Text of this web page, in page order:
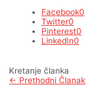
Facebook0
Twitter0
Pinterest0
LinkedIn0
Kretanje članka
← Prethodni Članak